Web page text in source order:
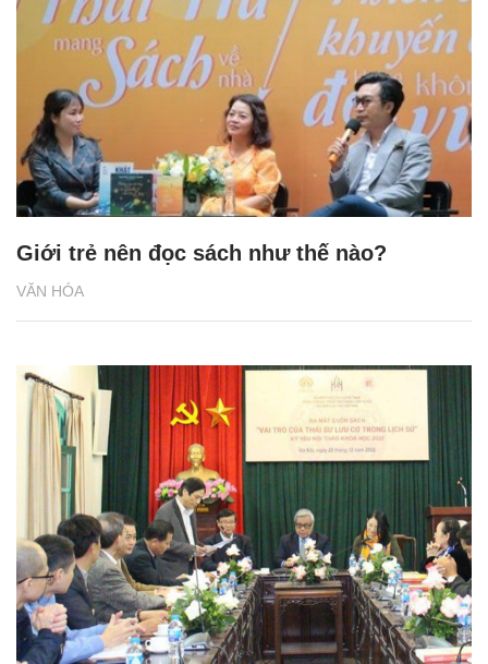
VĂN HÓA
Giới trẻ nên đọc sách như thế nào?